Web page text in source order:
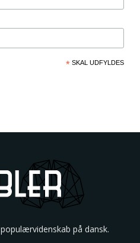
* SKAL UDFYLDES
på dansk.